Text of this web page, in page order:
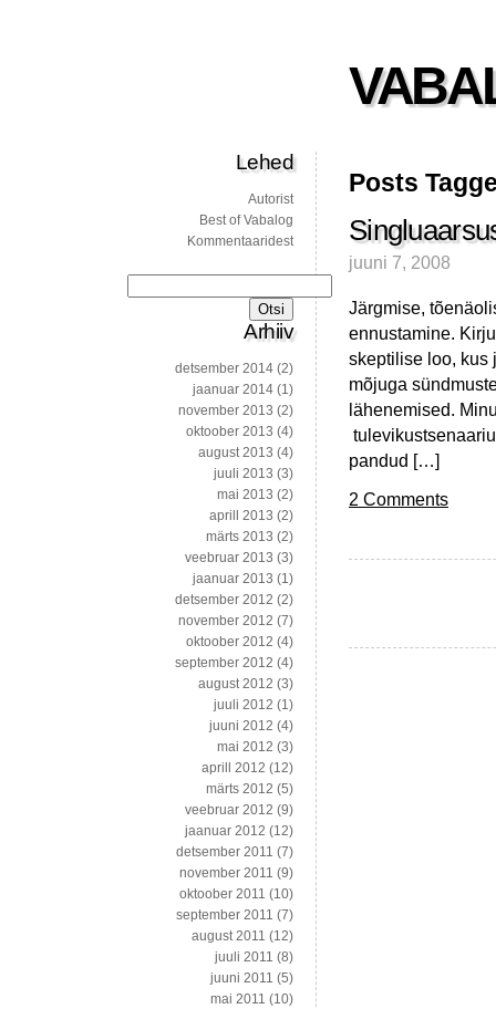
Posts
juuni 7, 2008
Järgmise,
ennustamine.
skeptilise loo, kus
mõjuga
lähenemised.
pandud […]
2 Comments
Lehed
Autorist
Best of Vabalog
Kommentaaridest
Arhiiv
detsember 2014 (2)
jaanuar 2014 (1)
november 2013 (2)
oktoober 2013 (4)
august 2013 (4)
juuli 2013 (3)
mai 2013 (2)
aprill 2013 (2)
märts 2013 (2)
veebruar 2013 (3)
jaanuar 2013 (1)
detsember 2012 (2)
november 2012 (7)
oktoober 2012 (4)
september 2012 (4)
august 2012 (3)
juuli 2012 (1)
juuni 2012 (4)
mai 2012 (3)
aprill 2012 (12)
märts 2012 (5)
veebruar 2012 (9)
jaanuar 2012 (12)
detsember 2011 (7)
november 2011 (9)
oktoober 2011 (10)
september 2011 (7)
august 2011 (12)
juuli 2011 (8)
juuni 2011 (5)
mai 2011 (10)